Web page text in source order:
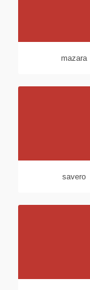
mazara
savero